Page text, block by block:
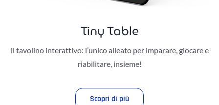
Tiny Table
il tavolino interattivo: l’unico alleato per imparare, giocare e
riabilitare, insieme!
Scopri di più